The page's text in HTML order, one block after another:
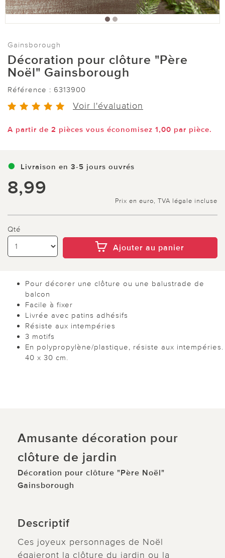
Gainsborough
Décoration pour clôture "Père
Noël" Gainsborough
Référence : 6313900
Voir l'évaluation
A partir de 2 pièces vous économisez 1,00 par pièce.
Livraison en 3-5 jours ouvrés
8,99
Prix en euro, TVA légale incluse
Qté
Ajouter au panier
Pour décorer une clôture ou une balustrade de
balcon
Facile à fixer
Livrée avec patins adhésifs
Résiste aux intempéries
3 motifs
En polypropylène/plastique, résiste aux intempéries.
40 x 30 cm.
Amusante décoration pour
clôture de jardin
Décoration pour clôture "Père Noël"
Gainsborough
Descriptif
Ces joyeux personnages de Noël
égaieront la clôture du jardin ou la